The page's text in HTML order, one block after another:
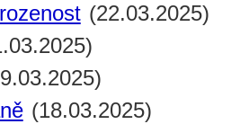
(22.03.2025)
(18.03.2025)